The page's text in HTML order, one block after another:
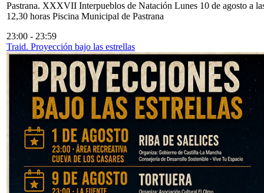
Pastrana. XXXVII Interpueblos de Natación Lunes 10 de agosto a
12,30 horas Piscina Municipal de Pastrana
23:00 - 23:59
Traid. Proyección bajo las estrellas